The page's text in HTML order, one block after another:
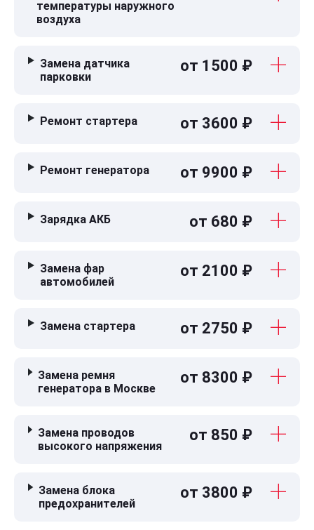
температуры наружного
воздуха
Замена датчика
парковки
от 1500 ₽
Ремонт стартера от 3600 ₽
Ремонт генератора от 9900 ₽
Зарядка АКБ от 680 ₽
Замена фар
автомобилей
от 2100 ₽
Замена стартера от 2750 ₽
Замена ремня
генератора в Москве
от 8300 ₽
Замена проводов
высокого напряжения
от 850 ₽
Замена блока
предохранителей
от 3800 ₽